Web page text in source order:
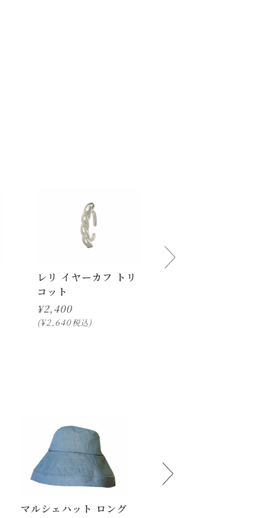
レリ イヤーカフ トリ
コット
¥2,400
¥2,640税込
マルシェハット ロング